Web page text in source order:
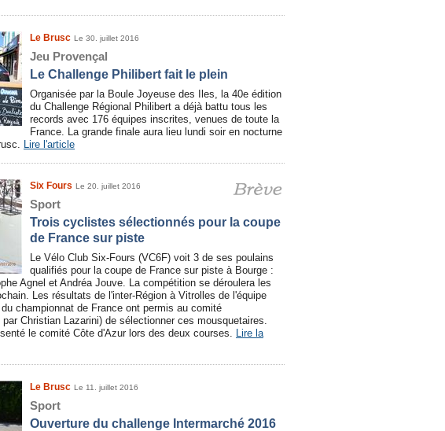
Le Brusc Le 30. juillet 2016
Jeu Provençal
Le Challenge Philibert fait le plein
Organisée par la Boule Joyeuse des Iles, la 40e édition
du Challenge Régional Philibert a déjà battu tous les
records avec 176 équipes inscrites, venues de toute la
France. La grande finale aura lieu lundi soir en nocturne
Lire l'article
Six Fours Le 20. juillet 2016
Sport
Trois cyclistes sélectionnés pour la coupe
de France sur piste
Le Vélo Club Six-Fours (VC6F) voit 3 de ses poulains
qualifiés pour la coupe de France sur piste à Bourge :
Agnel et Andréa Jouve. La compétition se déroulera les
Les résultats de l'inter-Région à Vitrolles de l'équipe
championnat de France ont permis au comité
Christian Lazarini) de sélectionner ces mousquetaires.
le comité Côte d'Azur lors des deux courses. Lire la
Le Brusc Le 11. juillet 2016
Sport
Ouverture du challenge Intermarché 2016